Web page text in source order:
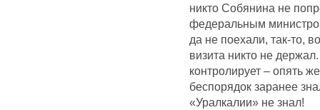
никто Собянина не
федеральным
да не поехали, так-то,
визита никто не
контролирует – опять
беспорядок заранее
«Уралкалии» не знал!